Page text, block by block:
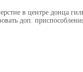
в центре донца
доп.